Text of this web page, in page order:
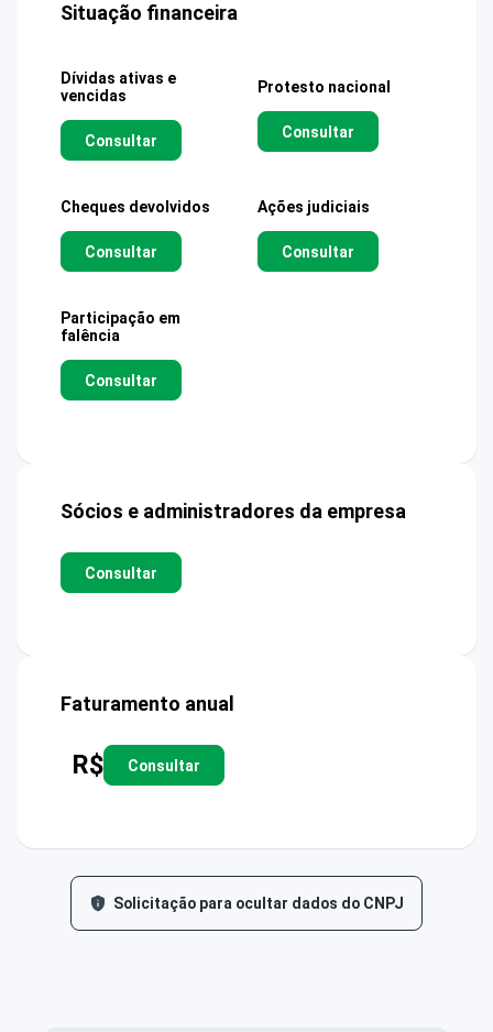
Situação financeira
Dívidas ativas e
vencidas
Consultar
Protesto nacional
Consultar
Cheques devolvidos
Consultar
Ações judiciais
Consultar
Participação em
falência
Consultar
Sócios e administradores da empresa
Consultar
Faturamento anual
R$ Consultar
Solicitação para ocultar dados do CNPJ